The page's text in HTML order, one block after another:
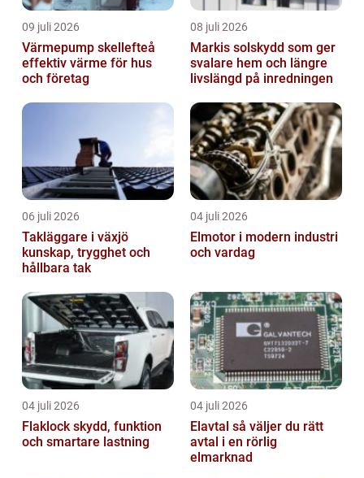
09 juli 2026
Värmepump skellefteå
effektiv värme för hus
och företag
08 juli 2026
Markis solskydd som ger
svalare hem och längre
livslängd på inredningen
06 juli 2026
Takläggare i växjö
kunskap, trygghet och
hållbara tak
04 juli 2026
Elmotor i modern industri
och vardag
04 juli 2026
Flaklock skydd, funktion
och smartare lastning
04 juli 2026
Elavtal så väljer du rätt
avtal i en rörlig
elmarknad